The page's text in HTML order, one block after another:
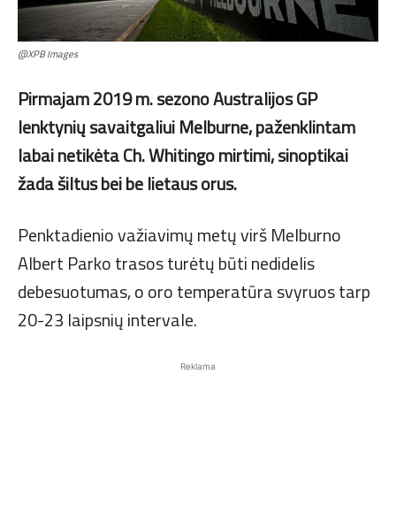
@XPB Images
Pirmajam 2019 m. sezono Australijos GP
lenktynių savaitgaliui Melburne, paženklintam
labai netikėta Ch. Whitingo mirtimi, sinoptikai
žada šiltus bei be lietaus orus.
Penktadienio važiavimų metų virš Melburno
Albert Parko trasos turėtų būti nedidelis
debesuotumas, o oro temperatūra svyruos tarp
20-23 laipsnių intervale.
Reklama